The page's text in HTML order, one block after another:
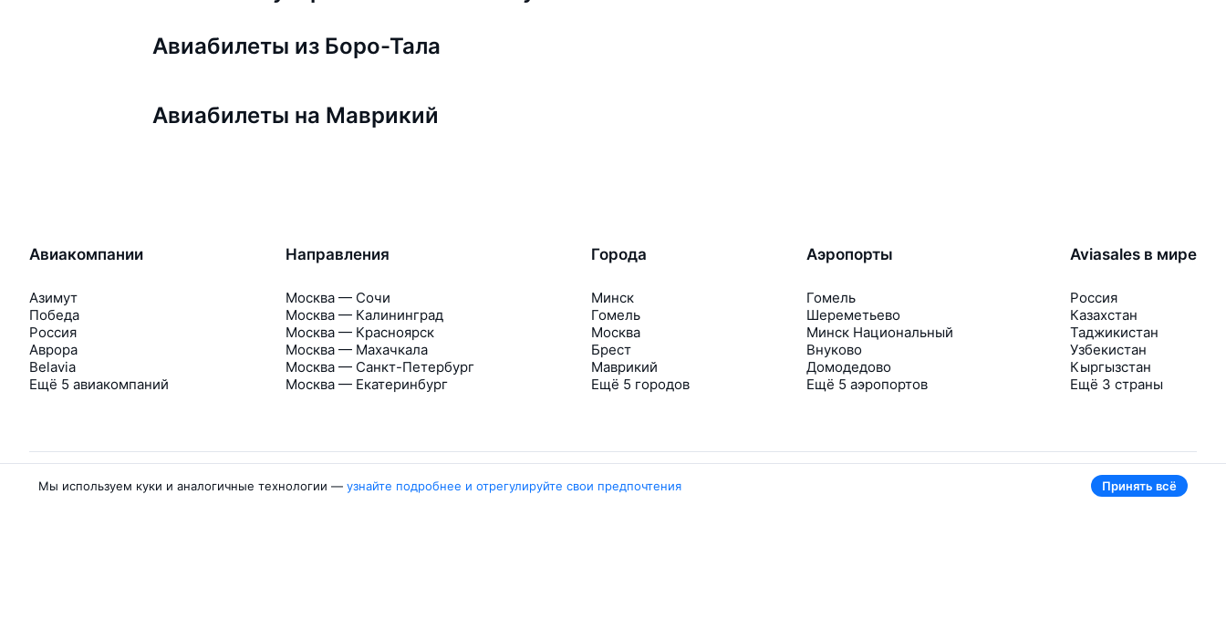
Авиабилеты из Боро-Тала
Авиабилеты на Маврикий
Авиакомпании
Азимут
Победа
Россия
Аврора
Belavia
Ещё 5 авиакомпаний
Направления
Москва — Сочи
Москва — Калининград
Москва — Красноярск
Москва — Махачкала
Москва — Санкт-Петербург
Москва — Екатеринбург
Города
Минск
Гомель
Москва
Брест
Маврикий
Ещё 5 городов
Аэропорты
Гомель
Шереметьево
Минск Национальный
Внуково
Домодедово
Ещё 5 аэропортов
Aviasales в мире
Россия
Казахстан
Таджикистан
Узбекистан
Кыргызстан
Ещё 3 страны
Мы используем куки и аналогичные технологии — узнайте подробнее и отрегулируйте свои предпочтения Принять всё